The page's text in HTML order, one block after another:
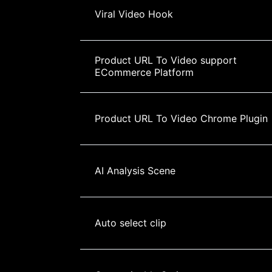
Viral Video Hook
Product URL To Video support
ECommerce Platform
Product URL To Video Chrome Plugin
AI Analysis Scene
Auto select clip